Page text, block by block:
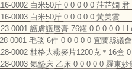
0002 白米50斤 0 0 0 0 0 莊芷嫺 君
0003 白米50斤 0 0 0 0 0 黃美雲
0001 護膚護唇膏 76罐 0 0 0 0 0 I
0001 毛毯 6件 0 0 0 0 0 宜蘭縣議
0002 桂格大燕麥片1200克＊16盒
0003 氣墊床 乙床 0 0 0 0 0 羅東妙